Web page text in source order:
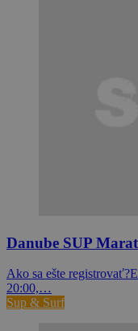
Danube SUP
Ako sa ešte
20:00,…
Sup & Surf